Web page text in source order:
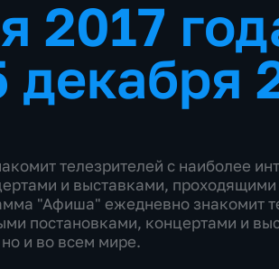
2017
декабря
телезрителей с наиболее
и выставками, проходящими
"Афиша" ежедневно знакомит
постановками, концертами и
и во всем мире.